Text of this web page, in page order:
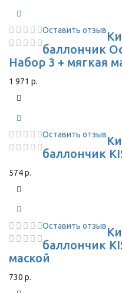
Оставить отзыв
баллончик
Набор 3 + мягкая
1 971 р.
Оставить отзыв
баллончик
574 р.
Оставить отзыв
баллончик
маской
730 р.